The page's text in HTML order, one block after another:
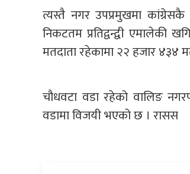
त्यस्तै नगर उपप्रमुखमा
निकटतम प्रतिद्वन्द्वी एमालेकी
मतदाता रहेकामा २२ हजार ४३४
चौधवटा वडा रहेको वालिङ
वडामा विजयी भएको छ । रासस